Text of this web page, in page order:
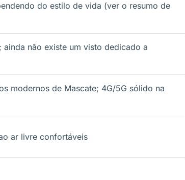
do estilo de vida (ver o resumo de
não existe um visto dedicado a
modernos de Mascate; 4G/5G sólido na
ar livre confortáveis